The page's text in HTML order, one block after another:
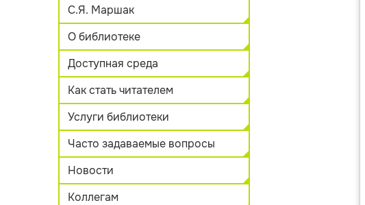
С.Я. Маршак
О библиотеке
Доступная среда
Как стать читателем
Услуги библиотеки
Часто задаваемые вопросы
Новости
Коллегам